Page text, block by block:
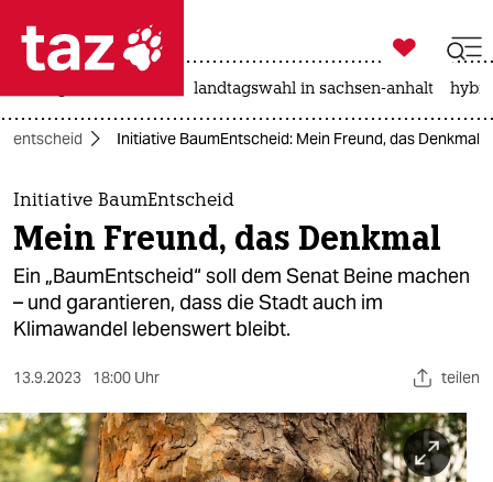
 taz zahl ich
taz zahl ich
themen
politik
öko
sport

taz zahl ich
landtagswahl in sachsen-anhalt
Initiative BaumEntscheid: Mein Freund, das Denkmal
Initiative BaumEntscheid
Mein Freund, das Denkmal
Ein „BaumEntscheid“ soll dem Senat Beine machen
– und garantieren, dass die Stadt auch im
Klimawandel lebenswert bleibt.
13.9.2023 18:00 Uhr teilen